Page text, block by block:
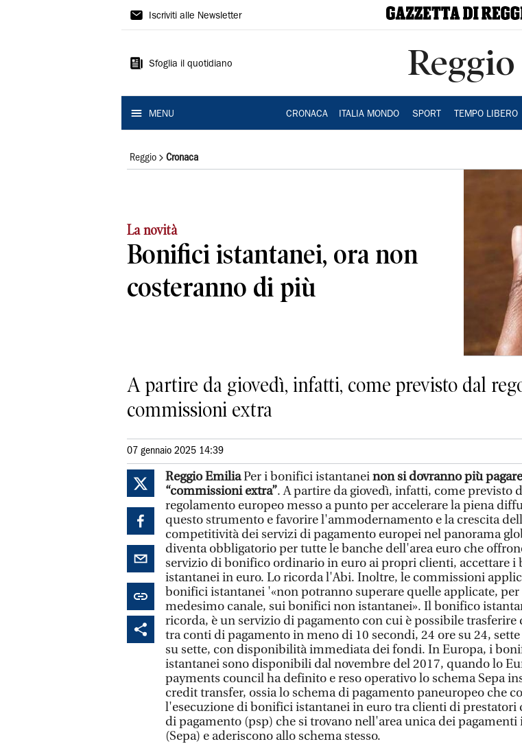
Gazzetta
Reggio
Iscriviti alle Newsletter
Sfoglia il quotidiano Reggio
MENU CRONACA ITALIA MONDO SPORT TEMPO LIBERO
Reggio Cronaca
La novità
Bonifici istantanei, ora non
costeranno di più
A partire da giovedì, infatti, come previsto dal
commissioni extra
07 gennaio 2025 14:39
Reggio EmiliaPer i bonifici istantaneinon si dovranno più pagare
“commissioni extra”. A partire da giovedì, infatti, come previsto
regolamento europeo messo a punto per accelerare la piena
questo strumento e favorire l'ammodernamento e la crescita
competitività dei servizi di pagamento europei nel panorama
diventa obbligatorio per tutte le banche dell'area euro che
servizio di bonifico ordinario in euro ai propri clienti, accettare i
istantanei in euro. Lo ricorda l'Abi. Inoltre, le commissioni
bonifici istantanei '«non potranno superare quelle applicate,
medesimo canale, sui bonifici non istantanei». Il bonifico
ricorda, è un servizio di pagamento con cui è possibile trasferire
tra conti di pagamento in meno di 10 secondi, 24 ore su 24,
su sette, con disponibilità immediata dei fondi. In Europa, i
istantanei sono disponibili dal novembre del 2017, quando lo
payments council ha definito e reso operativo lo schema Sepa
credit transfer, ossia lo schema di pagamento paneuropeo che
l'esecuzione di bonifici istantanei in euro tra clienti di prestatori
di pagamento (psp) che si trovano nell'area unica dei pagamenti
(Sepa) e aderiscono allo schema stesso.